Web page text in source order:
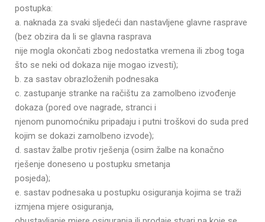
postupka:
a. naknada za svaki sljedeći dan nastavljene glavne rasprave
(bez obzira da li se glavna rasprava
nije mogla okončati zbog nedostatka vremena ili zbog toga
što se neki od dokaza nije mogao izvesti);
b. za sastav obrazloženih podnesaka
c. zastupanje stranke na račištu za zamolbeno izvođenje
dokaza (pored ove nagrade, stranci i
njenom punomoćniku pripadaju i putni troškovi do suda pred
kojim se dokazi zamolbeno izvode);
d. sastav žalbe protiv rješenja (osim žalbe na konačno
rješenje doneseno u postupku smetanja
posjeda);
e. sastav podnesaka u postupku osiguranja kojima se traži
izmjena mjere osiguranja,